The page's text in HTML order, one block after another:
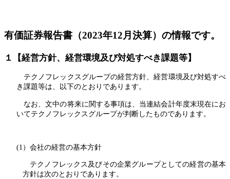
有価証券報告書（2023年12月決算）の情報です。
１【経営方針、経営環境及び対処すべき課題等】
テクノフレックスグループの経営方針、経営環境及び対処すべ
き課題等は、以下のとおりであります。
なお、文中の将来に関する事項は、当連結会計年度末現在にお
いてテクノフレックスグループが判断したものであります。
(1）会社の経営の基本方針
テクノフレックス及びその企業グループとしての経営の基本
方針は次のとおりであります。